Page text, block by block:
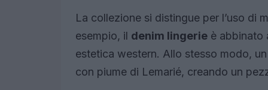
La collezione si distingue per l’uso di
esempio, il denim lingerie è abbinato
estetica western. Allo stesso modo,
con piume di Lemarié, creando un